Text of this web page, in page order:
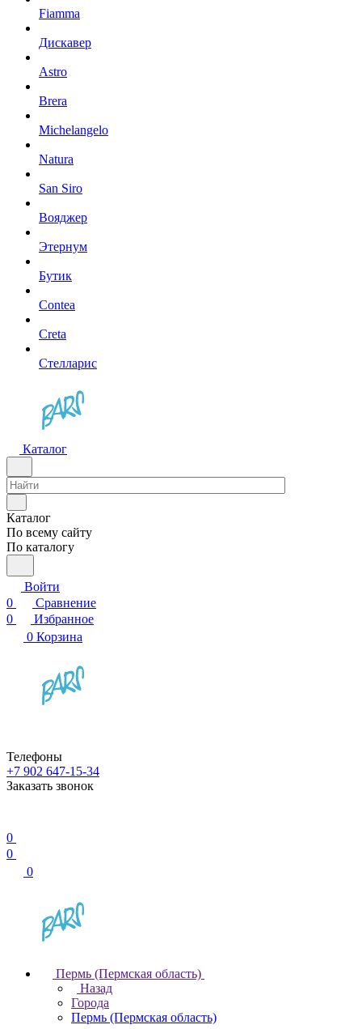
Fiamma
Дискавер
Astro
Brera
Michelangelo
Natura
San Siro
Вояджер
Этернум
Бутик
Contea
Creta
Стелларис
Каталог
Каталог
По всему сайту
По каталогу
Войти
0
Сравнение
0
Избранное
0 Корзина
Телефоны
+7 902 647-15-34
Заказать звонок
0
0
0
Пермь (Пермская область)
Назад
Города
Пермь (Пермская область)